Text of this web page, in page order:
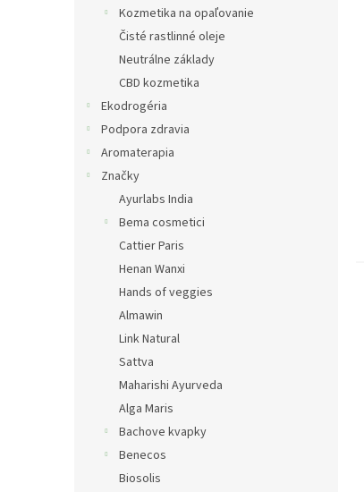
Kozmetika na opaľovanie
Čisté rastlinné oleje
Neutrálne základy
CBD kozmetika
Ekodrogéria
Podpora zdravia
Aromaterapia
Značky
Ayurlabs India
Bema cosmetici
Cattier Paris
Henan Wanxi
Hands of veggies
Almawin
Link Natural
Sattva
Maharishi Ayurveda
Alga Maris
Bachove kvapky
Benecos
Biosolis